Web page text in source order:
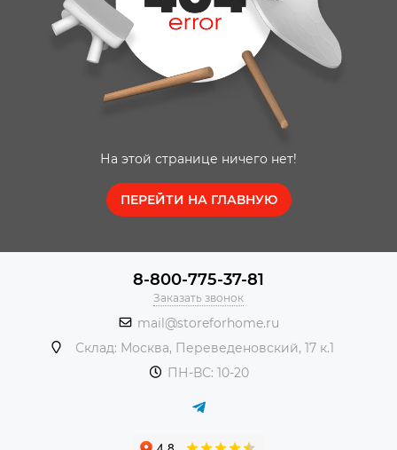
На этой странице ничего нет!
ПЕРЕЙТИ НА ГЛАВНУЮ
8-800-775-37-81
Заказать звонок
mail@storeforhome.ru
Склад: Москва, Переведеновский, 17 к.1
ПН-ВС: 10-20